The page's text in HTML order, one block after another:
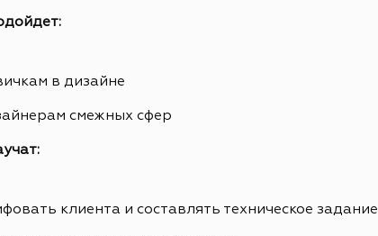
в дизайне
смежных сфер
клиента и составлять техническое задание